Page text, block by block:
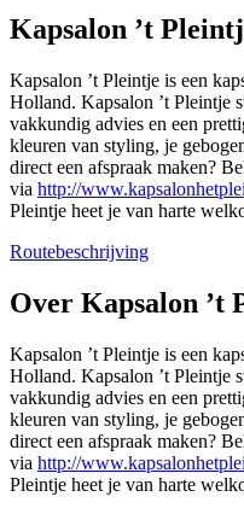
Kapsalon ’t
Kapsalon ’t Pleintje is een
Holland. Kapsalon ’t Pleintje
vakkundig advies en een
kleuren van styling, je
direct een afspraak maken?
via http://
Pleintje heet je van harte
Routebeschrijving
+
Over Kapsalon ’t
Kapsalon ’t Pleintje is een
Holland. Kapsalon ’t Pleintje
vakkundig advies en een
kleuren van styling, je
direct een afspraak maken?
via http://
Pleintje heet je van harte